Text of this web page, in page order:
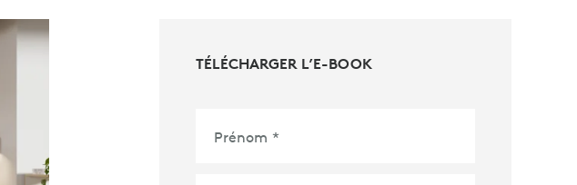
TÉLÉCHARGER L’E-BOOK
Prénom *